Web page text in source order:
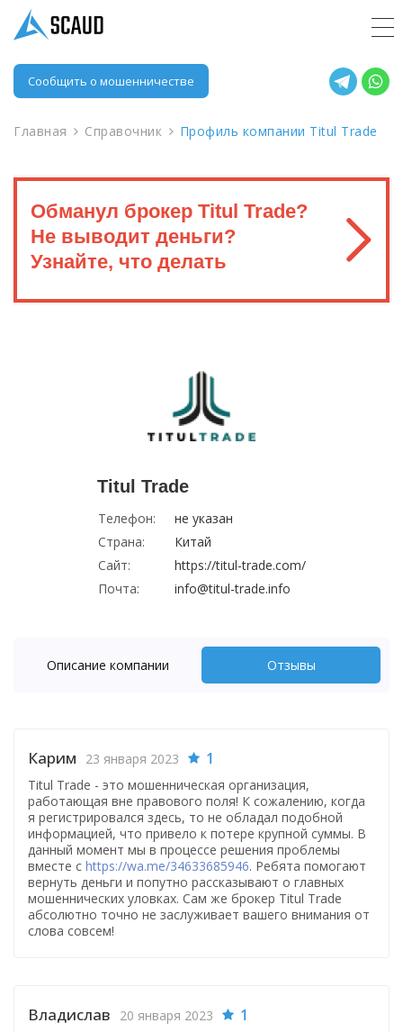
Сообщить о мошенничестве
Главная Справочник Профиль компании Titul Trade
Обманул брокер Titul Trade?
Не выводит деньги?
Узнайте, что делать
Titul Trade
Телефон:
не указан
Страна:
Китай
Сайт:
https://titul-trade.com/
Почта:
info@titul-trade.info
Описание компании Отзывы
Карим 23 января 2023 1
Titul Trade - это мошенническая организация,
работающая вне правового поля! К сожалению, когда
я регистрировался здесь, то не обладал подобной
информацией, что привело к потере крупной суммы. В
данный момент мы в процессе решения проблемы
вместе с https://wa.me/34633685946. Ребята помогают
вернуть деньги и попутно рассказывают о главных
мошеннических уловках. Сам же брокер Titul Trade
абсолютно точно не заслуживает вашего внимания от
слова совсем!
Владислав 20 января 2023 1